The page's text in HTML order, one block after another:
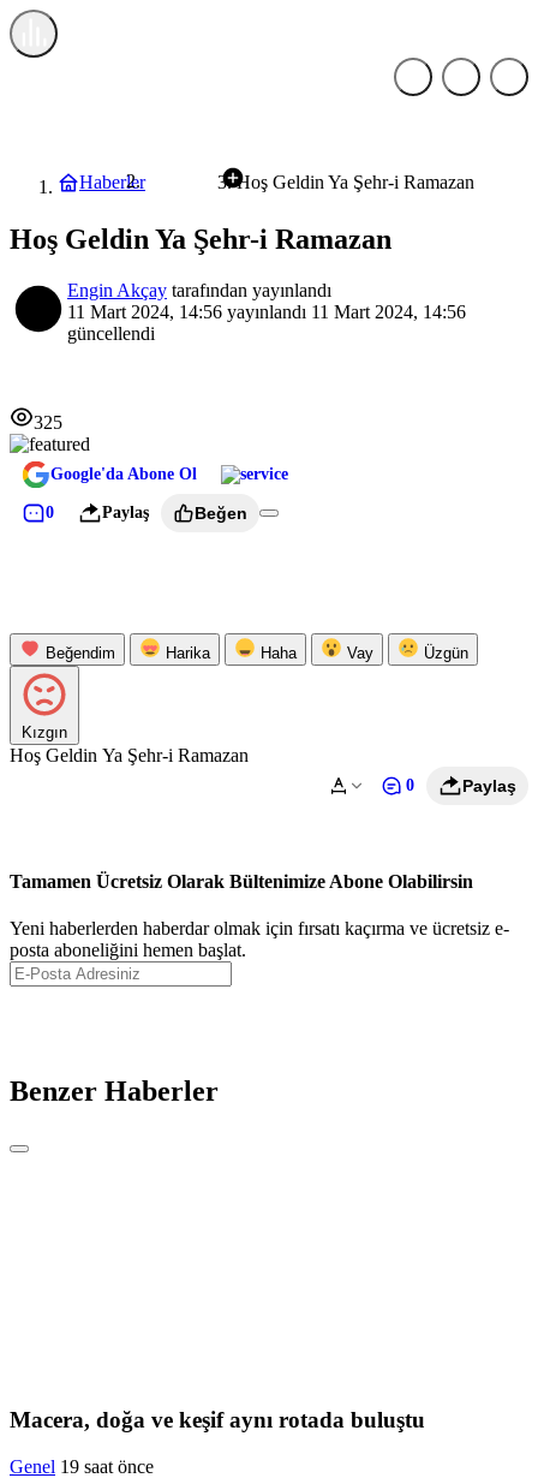
Haberler Hoş Geldin Ya Şehr-i Ramazan
Hoş Geldin Ya Şehr-i Ramazan
Engin Akçay tarafından yayınlandı
11 Mart 2024, 14:56 yayınlandı 11 Mart 2024, 14:56
güncellendi
325
Google'da Abone Ol
0 Paylaş Beğen
Beğendim Harika Haha Vay Üzgün
Kızgın
Hoş Geldin Ya Şehr-i Ramazan
0 Paylaş
Tamamen Ücretsiz Olarak Bültenimize Abone Olabilirsin
Yeni haberlerden haberdar olmak için fırsatı kaçırma ve ücretsiz e-
posta aboneliğini hemen başlat.
Benzer Haberler
Macera, doğa ve keşif aynı rotada buluştu
Genel 19 saat önce